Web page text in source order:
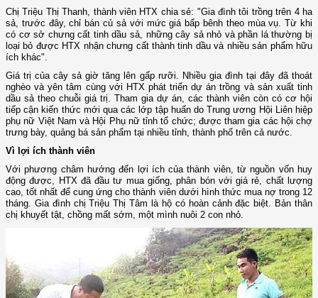
Chị Triệu Thị Thanh, thành viên HTX chia sẻ: "Gia đình tôi trồng trên 4 ha
sả, trước đây, chỉ bán củ sả với mức giá bấp bênh theo mùa vụ. Từ khi
có cơ sở chưng cất tinh dầu sả, những cây sả nhỏ và phần lá thường bị
loại bỏ được HTX nhận chưng cất thành tinh dầu và nhiều sản phẩm hữu
ích khác".
Giá trị của cây sả giờ tăng lên gấp rưỡi. Nhiều gia đình tại đây đã thoát
nghèo và yên tâm cùng với HTX phát triển dự án trồng và sản xuất tinh
dầu sả theo chuỗi giá trị. Tham gia dự án, các thành viên còn có cơ hội
tiếp cận kiến thức mới qua các lớp tập huấn do Trung ương Hội Liên hiệp
phụ nữ Việt Nam và Hội Phụ nữ tỉnh tổ chức; được tham gia các hội chợ
trưng bày, quảng bá sản phẩm tại nhiều tỉnh, thành phố trên cả nước.
Vì lợi ích thành viên
Với phương châm hướng đến lợi ích của thành viên, từ nguồn vốn huy
động được, HTX đã đầu tư mua giống, phân bón với giá rẻ, chất lượng
cao, tốt nhất để cung ứng cho thành viên dưới hình thức mua nợ trong 12
tháng. Gia đình chị Triệu Thị Tâm là hộ có hoàn cảnh đặc biệt. Bản thân
chị khuyết tật, chồng mất sớm, một mình nuôi 2 con nhỏ.